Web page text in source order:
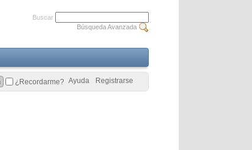
Buscar
Búsqueda Avanzada
Registrarse
Ayuda
¿Recordarme?